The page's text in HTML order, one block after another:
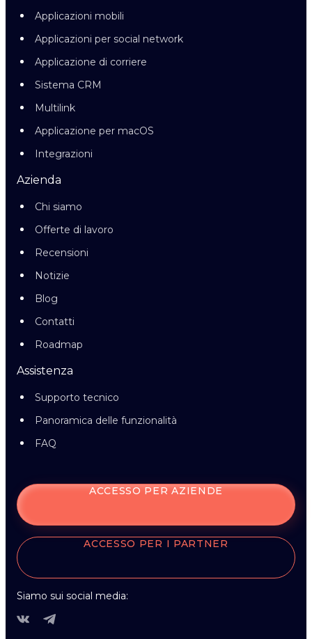
Applicazioni mobili
Applicazioni per social network
Applicazione di corriere
Sistema CRM
Multilink
Applicazione per macOS
Integrazioni
Azienda
Chi siamo
Offerte di lavoro
Recensioni
Notizie
Blog
Contatti
Roadmap
Assistenza
Supporto tecnico
Panoramica delle funzionalità
FAQ
ACCESSO PER AZIENDE
ACCESSO PER I PARTNER
Siamo sui social media: